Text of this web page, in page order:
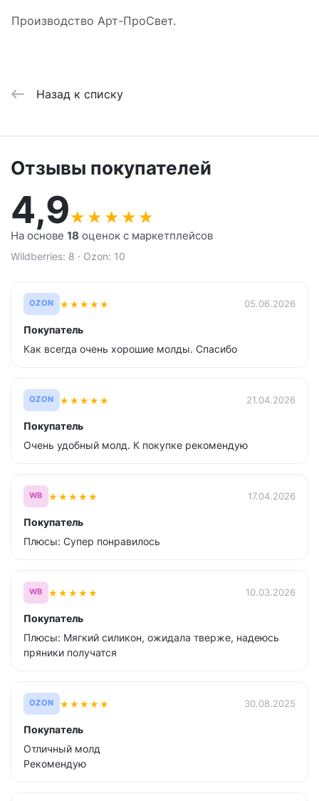
Производство Арт-ПроСвет.
Назад к списку
Отзывы покупателей
4,9★ ★ ★ ★ ★
На основе 18 оценок с маркетплейсов
Wildberries: 8 · Ozon: 10
OZON ★★★★★ 05.06.2026
Покупатель
Как всегда очень хорошие молды. Спасибо
OZON ★★★★★ 21.04.2026
Покупатель
Очень удобный молд. К покупке рекомендую
WB ★★★★★ 17.04.2026
Покупатель
Плюсы: Супер понравилось
WB ★★★★★ 10.03.2026
Покупатель
Плюсы: Мягкий силикон, ожидала тверже, надеюсь
пряники получатся
OZON ★★★★★ 30.08.2025
Покупатель
Отличный молд
Рекомендую